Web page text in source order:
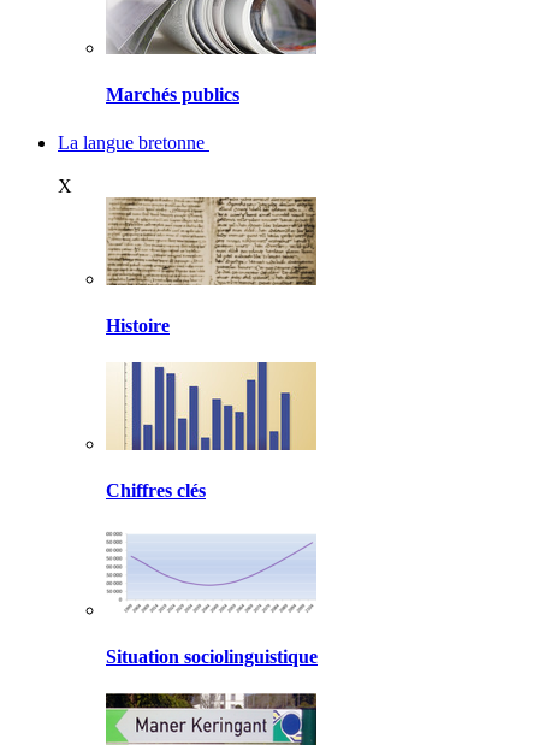
Marchés publics
La langue bretonne
X
Histoire
Chiffres clés
Situation sociolinguistique